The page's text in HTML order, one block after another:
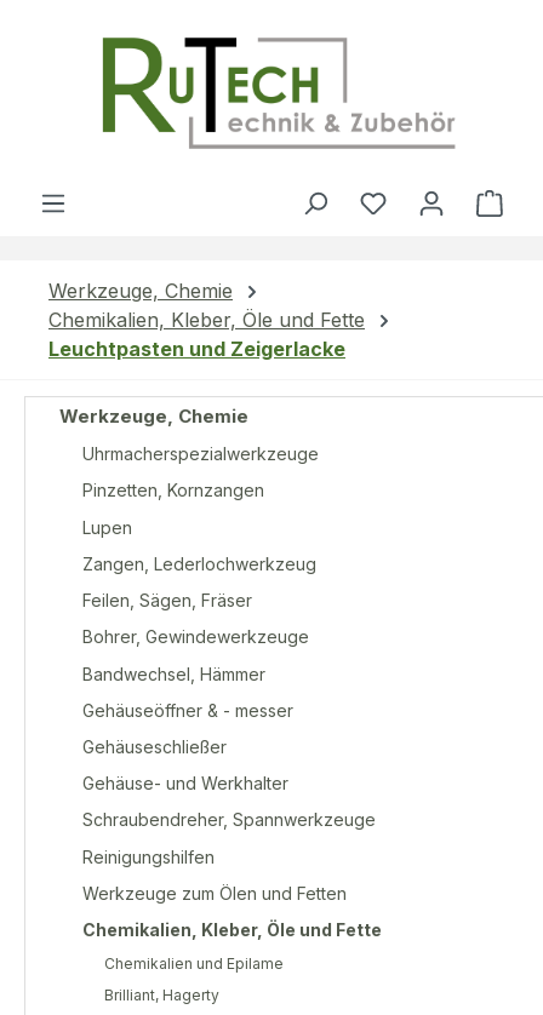
Du hast 0
Werkzeuge, Chemie
Chemikalien, Kleber, Öle und Fette
Leuchtpasten und Zeigerlacke
Werkzeuge, Chemie
Uhrmacherspezialwerkzeuge
Pinzetten, Kornzangen
Lupen
Zangen, Lederlochwerkzeug
Feilen, Sägen, Fräser
Bohrer, Gewindewerkzeuge
Bandwechsel, Hämmer
Gehäuseöffner & - messer
Gehäuseschließer
Gehäuse- und Werkhalter
Schraubendreher, Spannwerkzeuge
Reinigungshilfen
Werkzeuge zum Ölen und Fetten
Chemikalien, Kleber, Öle und Fette
Chemikalien und Epilame
Brilliant, Hagerty